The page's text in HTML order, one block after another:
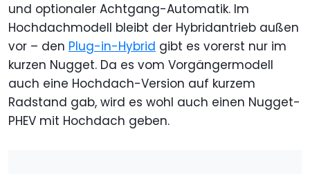
und optionaler Achtgang-Automatik. Im
Hochdachmodell bleibt der Hybridantrieb außen
vor – den Plug-in-Hybrid gibt es vorerst nur im
kurzen Nugget. Da es vom Vorgängermodell
auch eine Hochdach-Version auf kurzem
Radstand gab, wird es wohl auch einen Nugget-
PHEV mit Hochdach geben.